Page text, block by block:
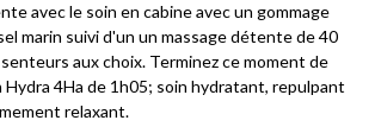
avec le soin en cabine avec un gommage
marin suivi d'un un massage détente de 40
aux choix. Terminez ce moment de
Hydra 4Ha de 1h05; soin hydratant, repulpant
relaxant.